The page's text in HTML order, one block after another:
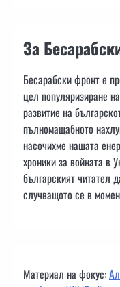
За
Бесарабски фронт е
цел популяризиране
развитие на
пълномащабното
насочихме нашата
хроники за войната в
българският читател
случващото се в
Материал на фокус: